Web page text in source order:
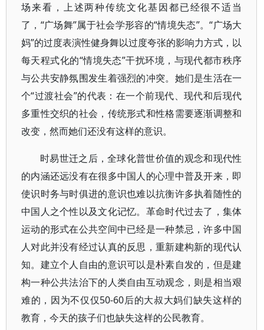
场来看，上述两种传统文化基因都已经很不适当
了，“广场舞”属于社会学形容的“情境失态”。“广场大
妈”的过度表演性健身舞以过度夸张的影响力方式，以
每天程式化的“情境失态”干扰环境，与现代都市秩序
与公共安静氛围发生着强烈的冲突。她们是生活在一
个“过渡社会”的代表：在一个前现代、现代和后现代
多重性交织的社会，传统形式和性格需要逐渐调整和
改变，然而她们还没有这样的意识。
时易世迁之后，全球化普世价值的观念和现代性
的内涵还远没有在很多中国人的心理中普及开来，即
使识时务与时俱进的意识也难以抗衡许多执着随性的
中国人之个性以及文化记忆。革命时代过去了，集体
运动的形式在公共空间中已经是一种禁忌，许多中国
人对此并没有经过认真的反思，重新建构新的现代认
知。建立个人自由的意识可以是朴素自发的，但是建
构一种公共法治下的人类自由互动观念，则是相当艰
难的，因为不仅仅50-60后的大叔大妈们缺失这样的
教育，今天的孩子们也缺失这样的公民教育。